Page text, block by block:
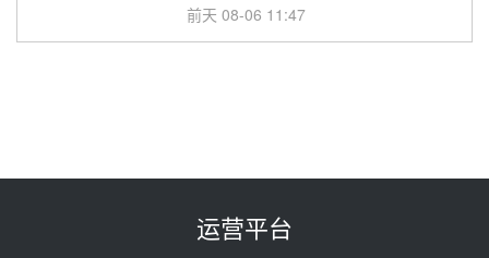
前天 08-06 11:47
光热示范电站二列蒸汽发生器设备
运营平台